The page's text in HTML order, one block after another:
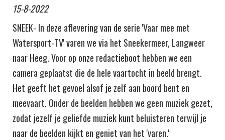
15-8-2022
SNEEK- In deze aflevering van de serie 'Vaar mee met
Watersport-TV' varen we via het Sneekermeer, Langweer
naar Heeg. Voor op onze redactieboot hebben we een
camera geplaatst die de hele vaartocht in beeld brengt.
Het geeft het gevoel alsof je zelf aan boord bent en
meevaart. Onder de beelden hebben we geen muziek gezet,
zodat jezelf je geliefde muziek kunt beluisteren terwijl je
naar de beelden kijkt en geniet van het 'varen.'